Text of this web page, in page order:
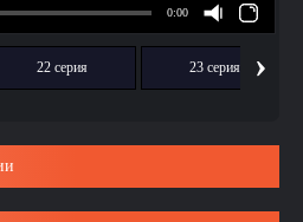
22 серия 23 серия ›